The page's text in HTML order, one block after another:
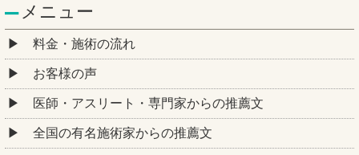
メニュー
料金・施術の流れ
お客様の声
医師・アスリート・専門家からの推薦文
全国の有名施術家からの推薦文